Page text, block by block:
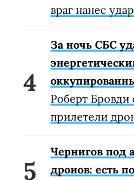
враг нанес
За ночь СБС
Роберт
прилетели
Чернигов под
дронов: есть